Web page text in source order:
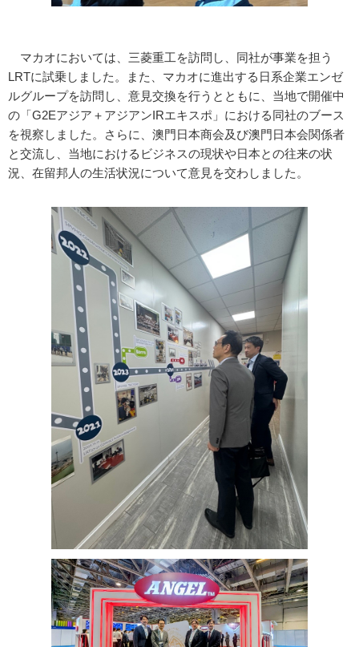
マカオにおいては、三菱重工を訪問し、同社が事業を担う
LRTに試乗しました。また、マカオに進出する日系企業エンゼ
ルグループを訪問し、意見交換を行うとともに、当地で開催中
の「G2Eアジア＋アジアンIRエキスポ」における同社のブース
を視察しました。さらに、澳門日本商会及び澳門日本会関係者
と交流し、当地におけるビジネスの現状や日本との往来の状
況、在留邦人の生活状況について意見を交わしました。